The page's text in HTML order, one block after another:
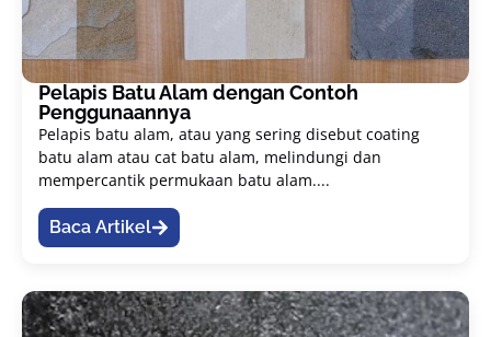
Pelapis Batu Alam dengan Contoh
Penggunaannya
Pelapis batu alam, atau yang sering disebut coating
batu alam atau cat batu alam, melindungi dan
mempercantik permukaan batu alam....
Baca Artikel